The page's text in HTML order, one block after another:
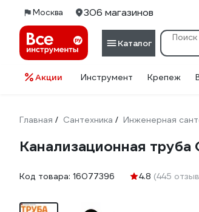
Москва 306 магазинов
Каталог
Акции Инструмент Крепеж
Главная / Сантехника / Инженерная
Канализационная
Код товара: 16077396 4.8 (445